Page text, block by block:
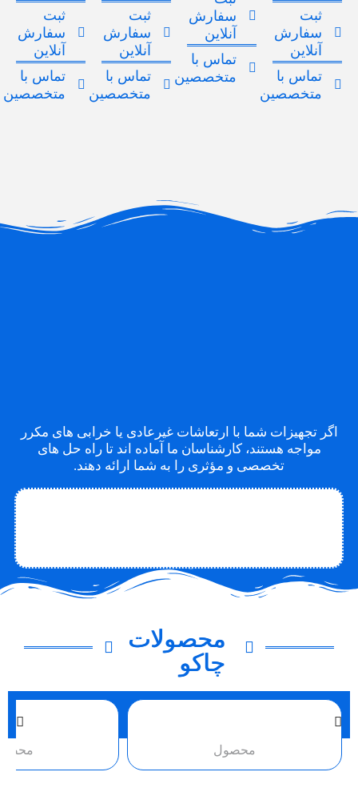
ثبت
سفارش
آنلاین
تماس با
متخصصین
سفارش
آنلاین
تماس با
متخصصین
ثبت
سفارش
آنلاین
تماس با
متخصصین
ثبت
سفارش
آنلاین
تماس با
متخصصین
اگر تجهیزات شما با ارتعاشات غیرعادی یا خرابی های مکرر
مواجه هستند، کارشناسان ما آماده اند تا راه حل های
تخصصی و مؤثری را به شما ارائه دهند.
محصولات
چاکو
محصول